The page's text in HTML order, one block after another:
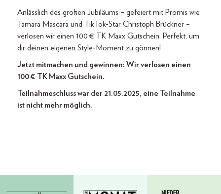
Anlässlich des großen Jubiläums – gefeiert mit Promis wie
Tamara Mascara und TikTok-Star Christoph Brückner –
verlosen wir einen 100 € TK Maxx Gutschein. Perfekt, um
dir deinen eigenen Style-Moment zu gönnen!
Jetzt mitmachen und gewinnen: Wir verlosen einen
100 € TK Maxx Gutschein.
Teilnahmeschluss war der 21.05.2025, eine Teilnahme
ist nicht mehr möglich.